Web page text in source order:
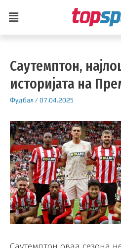
Саутемптон,
историјата на
Фудбал /07.04.2025